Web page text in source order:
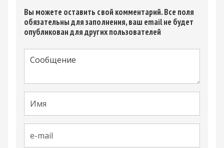
Вы можете оставить свой комментарий. Все поля
обязательны для заполнения, ваш email не будет
опубликован для других пользователей